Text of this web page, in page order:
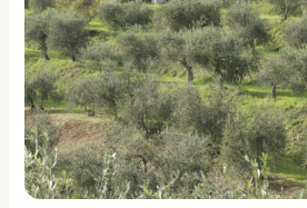
de
oliva
sigue
bajando
y
el
sector
vuelve